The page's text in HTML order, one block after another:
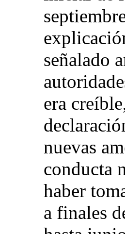
señalado
era
nuevas
conducta
haber
a finales